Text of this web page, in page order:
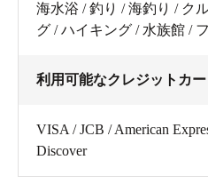
海水浴 / 釣り / 海釣り / ク
グ / ハイキング / 水族館 /
利用可能なクレジットカー
VISA / JCB / American
Discover